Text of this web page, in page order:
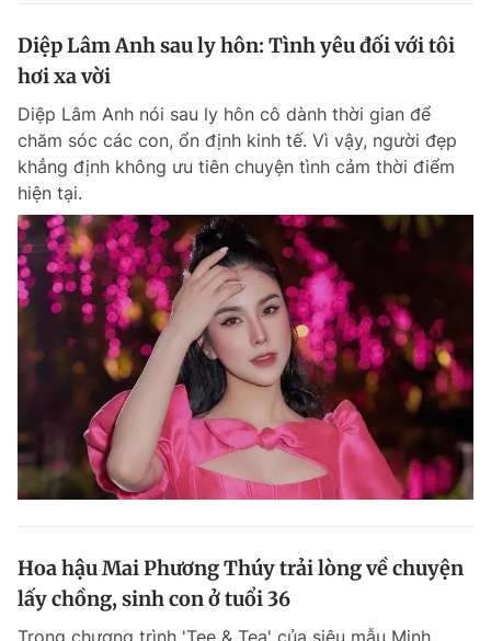
Diệp Lâm Anh sau ly hôn: Tình yêu đối với tôi
hơi xa vời
Diệp Lâm Anh nói sau ly hôn cô dành thời gian để
chăm sóc các con, ổn định kinh tế. Vì vậy, người đẹp
khẳng định không ưu tiên chuyện tình cảm thời điểm
hiện tại.
Hoa hậu Mai Phương Thúy trải lòng về chuyện
lấy chồng, sinh con ở tuổi 36
Trong chương trình 'Tee & Tea' của siêu mẫu Minh